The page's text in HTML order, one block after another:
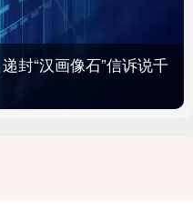
封“汉画像石”信诉说千